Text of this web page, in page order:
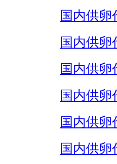
国内供卵
国内供卵
国内供卵
国内供卵
国内供卵
国内供卵